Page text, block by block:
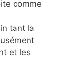
comme
tant la
et les